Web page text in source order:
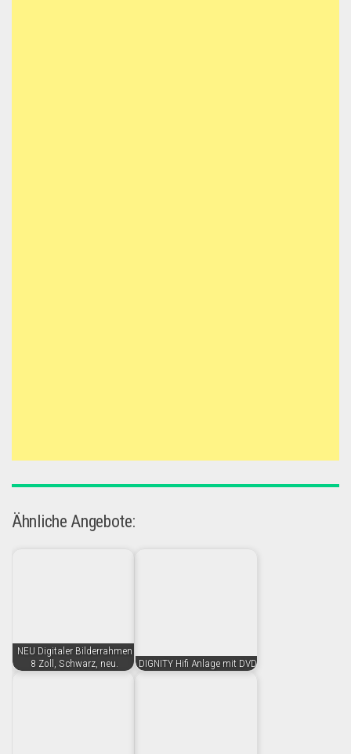
Ähnliche Angebote:
NEU Digitaler Bilderrahmen
8 Zoll, Schwarz, neu.
DIGNITY Hifi Anlage mit DVD